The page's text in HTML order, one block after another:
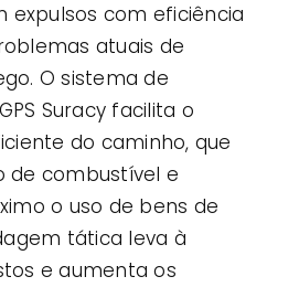
expulsos com eficiência
atuais de
O sistema de
Suracy facilita o
do caminho, que
de combustível e
o uso de bens de
tática leva à
e aumenta os